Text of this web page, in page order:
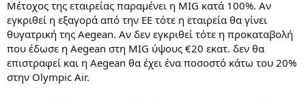
Μέτοχος της εταιρείας παραμένει η MIG κατά 100%. Αν
εγκριθεί η εξαγορά από την ΕΕ τότε η εταιρεία θα γίνει
θυγατρική της Aegean. Αν δεν εγκριθεί τότε η προκαταβολή
που έδωσε η Aegean στη MIG ύψους €20 εκατ. δεν θα
επιστραφεί και η Aegean θα έχει ένα ποσοστό κάτω του 20%
στην Olympic Air.